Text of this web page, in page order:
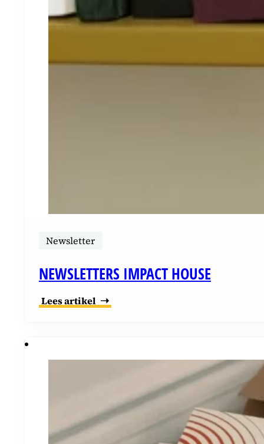
Newsletter
NEWSLETTERS IMPACT HOUSE
Lees artikel